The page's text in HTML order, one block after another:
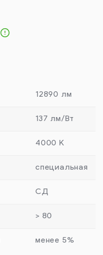
12890 лм
137 лм/Вт
4000 К
специальная
СД
> 80
менее 5%